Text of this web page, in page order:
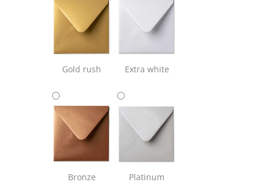
Gold rush Extra white
Bronze Platinum